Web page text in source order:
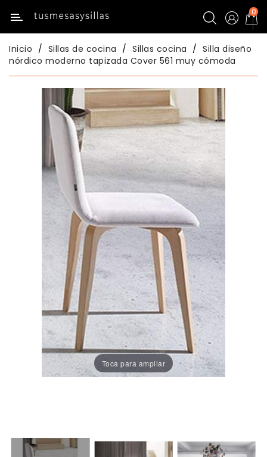
Categoría
Inicio
Mesas
Cocina
Comedor
Porcelánico
Dekton
Taburetes
0
Inicio Sillas de cocina Sillas cocina
Silla diseño
nórdico moderno tapizada Cover 561 muy cómoda
Toca para ampliar